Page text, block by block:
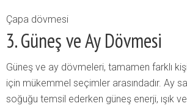
Çapa dövmesi
3. Güneş ve Ay Dövmesi
Güneş ve ay dövmeleri, tamamen farklı
için mükemmel seçimler arasındadır. Ay
soğuğu temsil ederken güneş enerji, ışık ve